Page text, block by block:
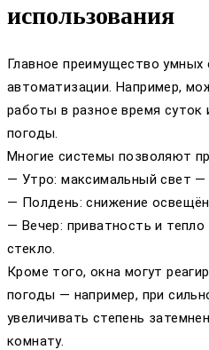
использования
Главное преимущество
автоматизации. Например,
работы в разное время суток
погоды.
Многие системы позволяют
— Утро: максимальный свет —
— Полдень: снижение
— Вечер: приватность и
стекло.
Кроме того, окна могут
погоды — например, при
увеличивать степень
комнату.